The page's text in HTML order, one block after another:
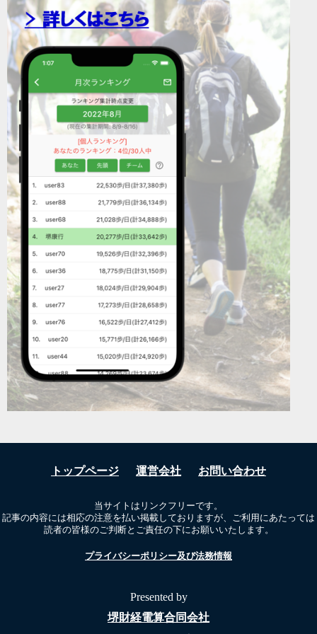
トップページ 運営会社 お問い合わせ
当サイトはリンクフリーです。
記事の内容には相応の注意を払い掲載しておりますが、ご利用にあたっては
読者の皆様のご判断とご責任の下にお願いいたします。
プライバシーポリシー及び法務情報
Presented by
堺財経電算合同会社